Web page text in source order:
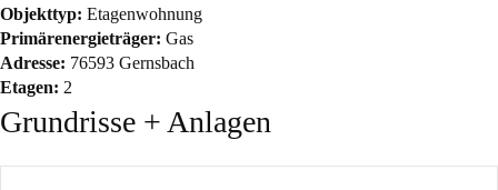
Objekttyp: Etagenwohnung
Primärenergieträger: Gas
Adresse: 76593 Gernsbach
Etagen: 2
Grundrisse + Anlagen